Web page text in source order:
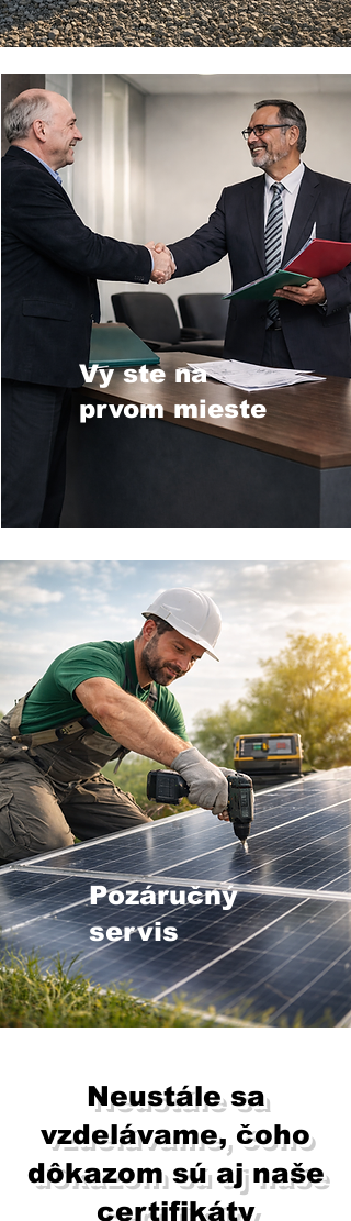
Vy ste na
prvom mieste
Pozáručný
servis
Neustále sa
vzdelávame, čoho
dôkazom sú aj naše
certifikáty